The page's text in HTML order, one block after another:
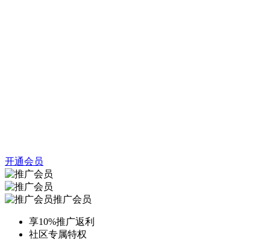
开通会员
推广会员
享10%推广返利
社区专属特权